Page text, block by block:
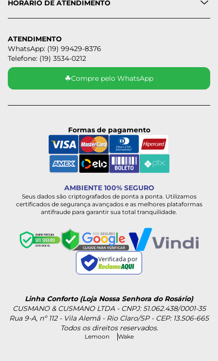
HORÁRIO DE ATENDIMENTO
ATENDIMENTO
WhatsApp: (19) 99429-8376
Telefone: (19) 3534-0212
☘Compre pelo WhatsApp
Formas de pagamento
AMBIENTE 100% SEGURO
Seus dados são criptografados de ponta a ponta. Utilizamos
certificados de segurança avançados e as melhores plataformas
antifraude para garantir sua total tranquilidade.
Verificada por
Linha Conforto (Loja Nossa Senhora do Rosário)
CUSMANO & CUSMANO LTDA - CNPJ: 51.062.438/0001-35
Rua 9-A, nº 112 - Vila Alemã - Rio Claro/SP - CEP: 13.506-665
Todos os direitos reservados.
Lemoon Wake